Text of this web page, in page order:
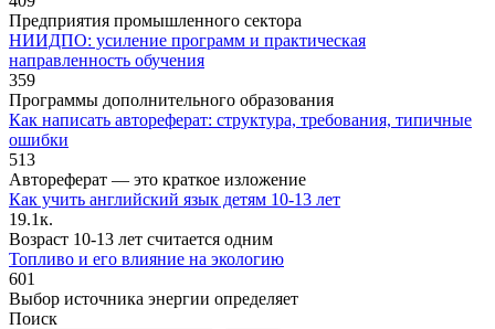
Предприятия промышленного сектора
НИИДПО: усиление программ и практическая
направленность обучения
359
Программы дополнительного образования
Как написать автореферат: структура, требования, типичные
ошибки
513
Автореферат — это краткое изложение
Как учить английский язык детям 10-13 лет
19.1к.
Возраст 10-13 лет считается одним
Топливо и его влияние на экологию
601
Выбор источника энергии определяет
Поиск